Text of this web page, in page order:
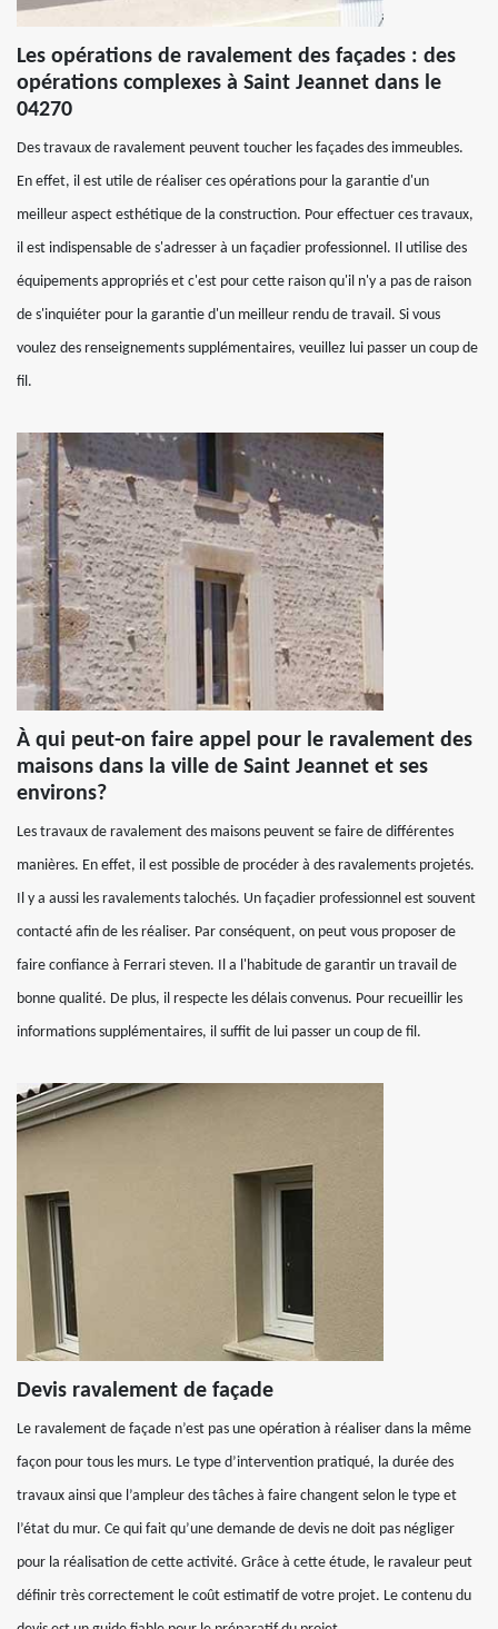
Les opérations de ravalement des façades : des
opérations complexes à Saint Jeannet dans le
04270
Des travaux de ravalement peuvent toucher les façades des immeubles.
En effet, il est utile de réaliser ces opérations pour la garantie d'un
meilleur aspect esthétique de la construction. Pour effectuer ces travaux,
il est indispensable de s'adresser à un façadier professionnel. Il utilise des
équipements appropriés et c'est pour cette raison qu'il n'y a pas de raison
de s'inquiéter pour la garantie d'un meilleur rendu de travail. Si vous
voulez des renseignements supplémentaires, veuillez lui passer un coup de
fil.
À qui peut-on faire appel pour le ravalement des
maisons dans la ville de Saint Jeannet et ses
environs?
Les travaux de ravalement des maisons peuvent se faire de différentes
manières. En effet, il est possible de procéder à des ravalements projetés.
Il y a aussi les ravalements talochés. Un façadier professionnel est souvent
contacté afin de les réaliser. Par conséquent, on peut vous proposer de
faire confiance à Ferrari steven. Il a l'habitude de garantir un travail de
bonne qualité. De plus, il respecte les délais convenus. Pour recueillir les
informations supplémentaires, il suffit de lui passer un coup de fil.
Devis ravalement de façade
Le ravalement de façade n’est pas une opération à réaliser dans la même
façon pour tous les murs. Le type d’intervention pratiqué, la durée des
travaux ainsi que l’ampleur des tâches à faire changent selon le type et
l’état du mur. Ce qui fait qu’une demande de devis ne doit pas négliger
pour la réalisation de cette activité. Grâce à cette étude, le ravaleur peut
définir très correctement le coût estimatif de votre projet. Le contenu du